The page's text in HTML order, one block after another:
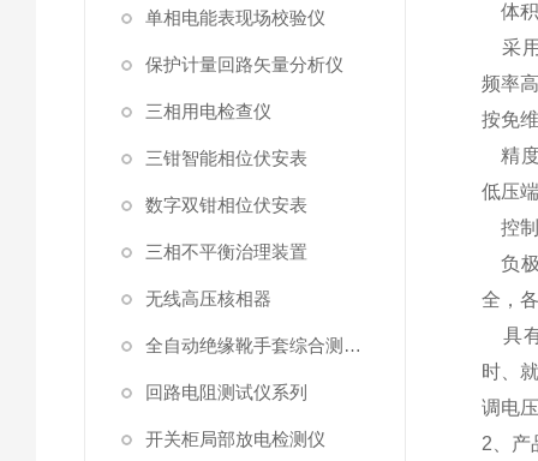
单相电能表现场校验仪
保护计量回路矢量分析仪
三相用电检查仪
三钳智能相位伏安表
数字双钳相位伏安表
三相不平衡治理装置
无线高压核相器
全自动绝缘靴手套综合测试仪
回路电阻测试仪系列
开关柜局部放电检测仪
体积
采用
频率
按免
精度
低压
控制
负极
全，
具有
时、
调电
2、产